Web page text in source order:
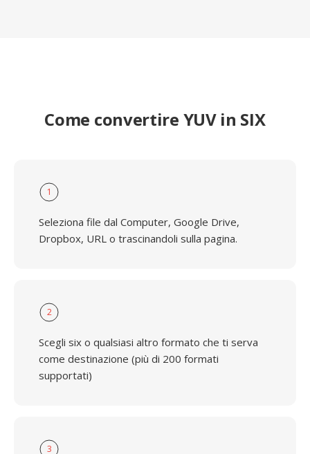
Come convertire YUV in SIX
1
Seleziona file dal Computer, Google Drive,
Dropbox, URL o trascinandoli sulla pagina.
2
Scegli six o qualsiasi altro formato che ti serva
come destinazione (più di 200 formati
supportati)
3